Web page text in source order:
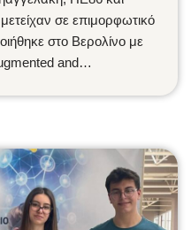
σε επιμορφωτικό
στο Βερολίνο με
and…